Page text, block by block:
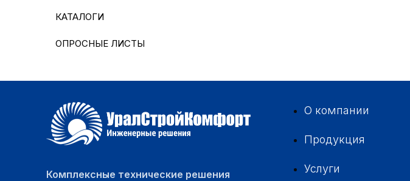
КАТАЛОГИ
ОПРОСНЫЕ ЛИСТЫ
Комплексные технические решения
О компании
Продукция
Услуги